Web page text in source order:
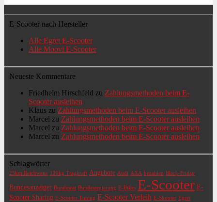
E-Scooter nach Hersteller
Alle Egret E-Scooter
Alle Moovi E-Scooter
Neueste Kommentare
Friedhelm Hirschfeld zu Zahlungsmethoden beim E-
Scooter ausleihen
Klaus zu Zahlungsmethoden beim E-Scooter ausleihen
Marcel zu Zahlungsmethoden beim E-Scooter ausleihen
Marcel zu Zahlungsmethoden beim E-Scooter ausleihen
Marcel zu Zahlungsmethoden beim E-Scooter ausleihen
Schlagwörter
25km Reichweite 120kg Tragkraft Angebote Audi AXA bezahlen Black-Friday
Bundesanzeiger Bundesrat Bundesregierung E-Bikes E-Scooter E-
Scooter Sharing E-Scooter Tuning E-Scooter Verleih E-Skooter Egret